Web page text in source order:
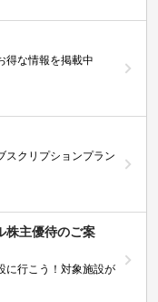
得な情報を掲載中
スクリプションプラン
株主優待のご案
に行こう！対象施設が